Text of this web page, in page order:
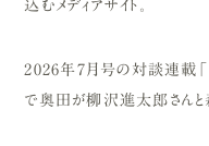
込むメディアサイト。
2026年7月号の対談連載「
で奥田が柳沢進太郎さんと